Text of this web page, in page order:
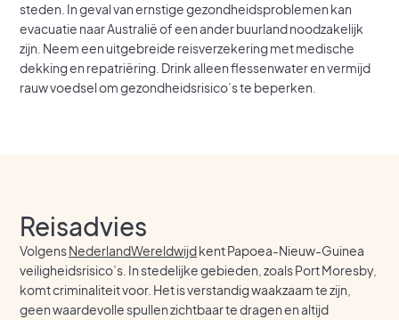
steden. In geval van ernstige gezondheidsproblemen kan
evacuatie naar Australië of een ander buurland noodzakelijk
zijn. Neem een uitgebreide reisverzekering met medische
dekking en repatriëring. Drink alleen flessenwater en vermijd
rauw voedsel om gezondheidsrisico’s te beperken.
Reisadvies
VolgensNederlandWereldwijdkent Papoea-Nieuw-Guinea
veiligheidsrisico’s. In stedelijke gebieden, zoals Port Moresby,
komt criminaliteit voor. Het is verstandig waakzaam te zijn,
geen waardevolle spullen zichtbaar te dragen en altijd